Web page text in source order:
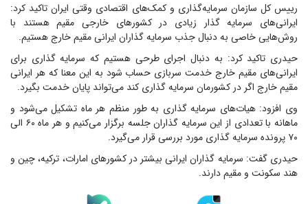
رییس کل سازمان سرمایه‌گذاری و کمک‌های اقتصادی وقتی ایران تاکید کرد:
ایرانی‌های سرمایه گذار زیادی در کشور‌های خارجی مقیم هستند با
روش‌هایی خاصی به دنبال جذب سرمایه گذاران ایرانی مقیم خارج هستیم.
حیدری تاکید کرد: به دنبال اجرای طرحی هستیم که سرمایه گذاری برای
ایرانی‌های مقیم خارج خدمت سربازی حساب شود به این معنا که هر ایرانی
مقیم خارج اگر در کشورمان سرمایه گذاری کند می‌تواند پایان خدمت بگیرد.
وی افزود: هیات‌های سرمایه گذاری به طور منظم هر ماه تشکیل می‌شود و
ماهانه با تعدادی از این سرمایه گذاران جلسه برگزار می‌کنیم و هر ماه ۶٠ الی
٧٠ پرونده سرمایه گذاری مورد بررسی قرار می‌گیرد.
حیدری گفت: سرمایه گذاران ایرانی بیشتر در کشور‌های امارات، ترکیه، چین و
هند سکونت و مقیم دارند.